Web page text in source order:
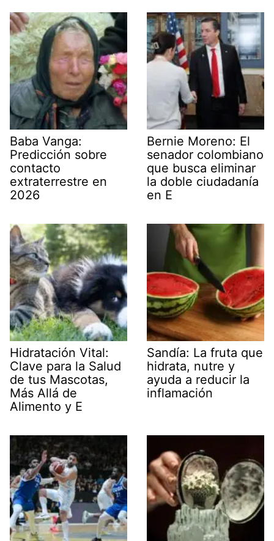
Baba Vanga:
Predicción sobre
contacto
extraterrestre en
2026
Bernie Moreno: El
senador colombiano
que busca eliminar
la doble ciudadanía
en E
Hidratación Vital:
Clave para la Salud
de tus Mascotas,
Más Allá de
Alimento y E
Sandía: La fruta que
hidrata, nutre y
ayuda a reducir la
inflamación